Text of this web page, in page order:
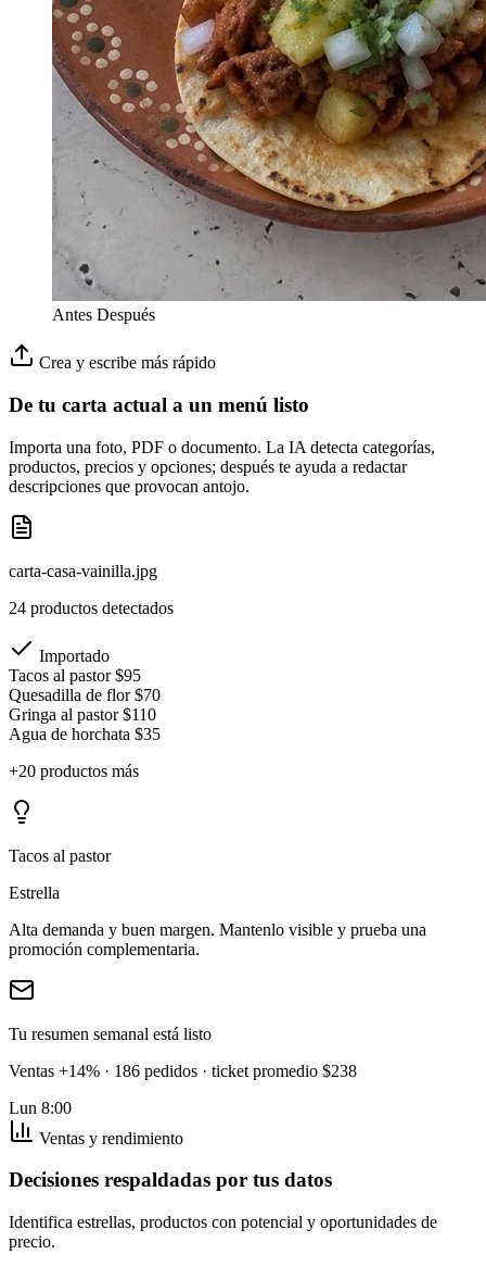
Antes Después
Crea y escribe más rápido
De tu carta actual a un menú listo
Importa una foto, PDF o documento. La IA detecta categorías,
productos, precios y opciones; después te ayuda a redactar
descripciones que provocan antojo.
carta-casa-vainilla.jpg
24 productos detectados
Importado
Tacos al pastor $95
Quesadilla de flor $70
Gringa al pastor $110
Agua de horchata $35
+20 productos más
Tacos al pastor
Estrella
Alta demanda y buen margen. Mantenlo visible y prueba una
promoción complementaria.
Tu resumen semanal está listo
Ventas +14% · 186 pedidos · ticket promedio $238
Lun 8:00
Ventas y rendimiento
Decisiones respaldadas por tus datos
Identifica estrellas, productos con potencial y oportunidades de
precio.